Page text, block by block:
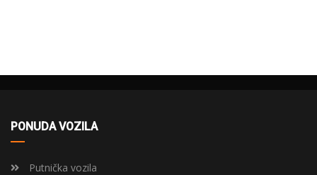
PONUDA VOZILA
Putnička vozila